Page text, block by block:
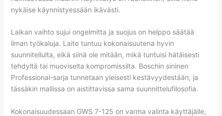
nykäise käynnistyessään ikävästi.
Laikan vaihto sujui ongelmitta ja suojus on helppo säätää
ilman työkaluja. Laite tuntuu kokonaisuutena hyvin
suunnitellulta, eikä siinä ole mitään, mikä tuntuisi hätäisesti
tehdyltä tai muoviselta kompromissilta. Boschin sininen
Professional-sarja tunnetaan yleisesti kestävyydestään, ja
tässäkin mallissa on aistittavissa sama suunnittelufilosofia.
Kokonaisuudessaan GWS 7-125 on varma valinta käyttäjälle,